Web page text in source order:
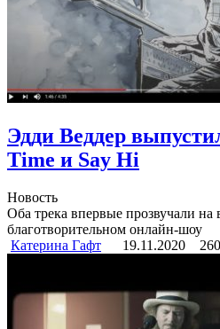
Эдди Веддер
Time и Say Hi
Новость
Оба трека впервые прозвучали на
благотворительном онлайн-шоу
Катерина Гафт
19.11.2020 260